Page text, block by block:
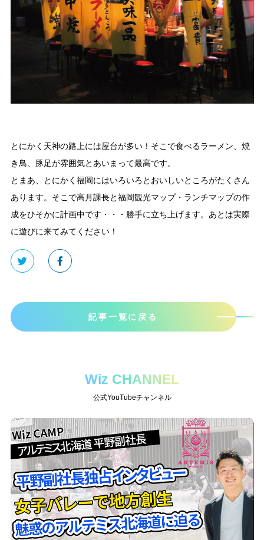
とにかく天神の路上には屋台が多い！そこで食べるラーメン、焼
き鳥、豚足が雰囲気とあいまって最高です。
とまあ、とにかく福岡にはいろいろとおいしいところがたくさん
あります。そこで高月課長と福岡観光マップ・ランチマップの作
成をひそかに計画中です・・・勝手に立ち上げます。あとは実際
に遊びに来てみてください！
記事一覧に戻る
Wiz CHANNEL
公式YouTubeチャンネル